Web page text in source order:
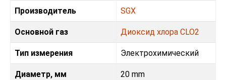
Производитель SGX
Основной газ Диоксид хлора CLO2
Тип измерения Электрохимический
Диаметр, мм
20 mm